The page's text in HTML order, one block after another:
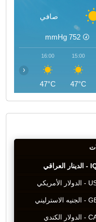
صافي
752
mmHg
15:00
47°C
16:00
47°C
‹